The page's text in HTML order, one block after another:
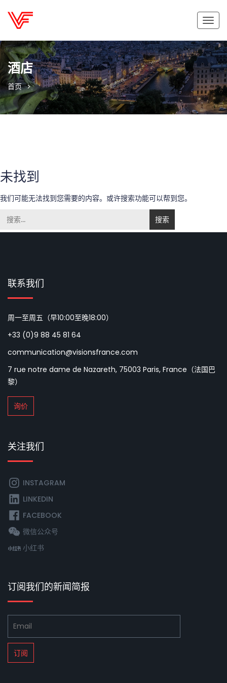
切
导
航
酒店
首页
未找到
我们可能无法找到您需要的内容。或许搜索功能可以帮到您。
联系我们
周一至周五（早10:00至晚18:00）
+33 (0)9 88 45 81 64
communication@visionsfrance.com
7 rue notre dame de Nazareth, 75003 Paris, France（法国巴
黎）
询价
关注我们
INSTAGRAM
LINKEDIN
FACEBOOK
微信公众号
小红书
订阅我们的新闻简报